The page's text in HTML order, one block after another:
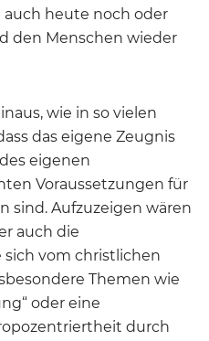
auch heute noch oder
den Menschen wieder
wie in so vielen
das eigene Zeugnis
eigenen
Voraussetzungen für
sind. Aufzuzeigen wären
auch die
vom christlichen
Themen wie
oder eine
durch